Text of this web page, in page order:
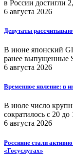
в России достигли
6 августа 2026
Депутаты
В июне японский
ранее выпущенные
6 августа 2026
Временное явление: в
В июле число
сократилось с 20 до
6 августа 2026
Россияне стали
«Госуслугах»